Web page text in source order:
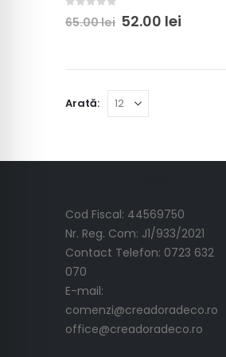
65.00lei 52.00 lei
Arată:
Cod Fiscal: 44569750
Nr. Reg. Com: J1/933/2021
Contact Telefon: 0723 632
070
E-mail:
comenzi@creadoradeco.ro
office@creadoradeco.ro